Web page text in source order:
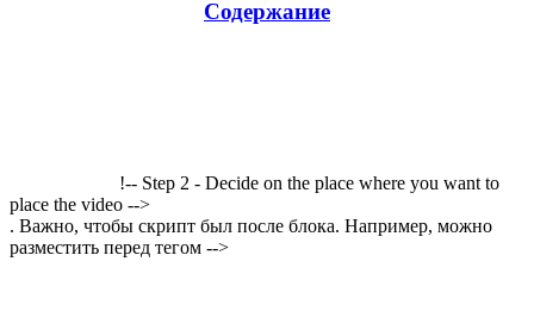
Содержание
!-- Step 2 - Decide on the place where you want to
place the video -->
. Важно, чтобы скрипт был после блока. Например, можно
разместить перед тегом -->